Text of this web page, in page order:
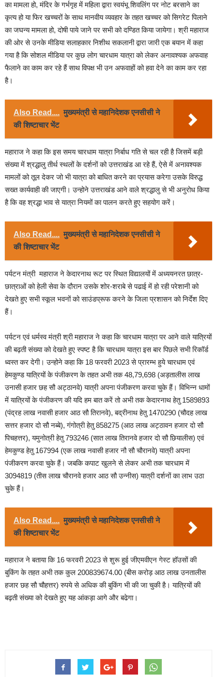
का मामला हो, मंदिर के गर्भगृह में महिला द्वारा स्वयंभू शिवलिंग पर नोट बरसाने का
कृत्य हो या फिर खच्चरों के साथ मानवीय व्यवहार के तहत खच्चर को सिगरेट पिलाने
का जघन्य मामला हो, दोषी पाये जाने पर सभी को दण्डित किया जायेगा। श्री महाराज
की ओर से उनके मीडिया सलाहकार निशीथ सकलानी द्वारा जारी एक बयान में कहा
गया है कि सोशल मीडिया पर कुछ लोग चारधाम यात्रा को लेकर अनावश्यक अफवाह
फैलाने का काम कर रहे हैं साथ विपक्ष भी उन अफवाहों को हवा देने का काम कर रहा
है।
Also Read.... मुख्यमंत्री से महानिदेशक एनसीसी ने
की शिष्टाचार भेंट
महाराज ने कहा कि इस समय चारधाम यात्रा निर्बाध गति से चल रही है जिसमें बड़ी
संख्या में श्रद्धालु तीर्थ स्थलों के दर्शनों को उत्तराखंड आ रहे हैं, ऐसे में अनावश्यक
मामलों को तूल देकर जो भी यात्रा को बाधित करने का प्रयास करेगा उसके विरुद्ध
सख्त कार्यवाही की जाएगी। उन्होने उत्तराखंड आने वाले श्रद्धालु से भी अनुरोध किया
है कि वह श्रद्धा भाव से यात्रा नियमों का पालन करते हुए सहयोग करें।
Also Read.... मुख्यमंत्री से महानिदेशक एनसीसी ने
की शिष्टाचार भेंट
पर्यटन मंत्री महाराज ने केदारनाथ रूट पर स्थित विद्यालयों में अध्ययनरत छात्र-
छात्राओं को हेली सेवा के दौरान उसके शोर-शराबे से पढाई में हो रही परेशानी को
देखते हुए सभी स्कूल भवनों को साउंडप्रूफ करने के जिला प्रशासन को निर्देश दिए
हैं।
पर्यटन एवं धर्मस्व मंत्री श्री महाराज ने कहा कि चारधाम यात्रा पर आने वाले यात्रियों
की बढ़ती संख्या को देखते हुए स्पष्ट है कि चारधाम यात्रा इस बार पिछले सभी रिकॉर्ड
ध्वस्त कर देगी। उन्होने कहा कि 18 फरवरी 2023 से प्रारम्भ हुये चारधाम एवं
हेमकुण्ड यात्रियों के पंजीकरण के तहत अभी तक 48,79,698 (अड़तालीस लाख
उनासी हजार छह सौ अट्ठानवे) यात्री अपना पंजीकरण करवा चुके हैं। विभिन्न धामों
में यात्रियों के पंजीकरण की यदि हम बात करें तो अभी तक केदारनाथ हेतु 1589893
(पंद्रह लाख नवासी हजार आठ सौ तिरानवे), बद्रीनाथ हेतु 1470290 (चौदह लाख
सत्तर हजार दो सौ नब्बे), गंगोत्री हेतु 858275 (आठ लाख अट्ठावन हजार दो सौ
पिचहत्तर), यमुनोत्री हेतु 793246 (सात लाख तिरानवे हजार दो सौ छियालीस) एवं
हेमकुण्ड हेतु 167994 (एक लाख नवासी हजार नौ सौ चौरानवे) यात्री अपना
पंजीकरण करवा चुके हैं। जबकि कपाट खुलने से लेकर अभी तक चारधाम में
3094819 (तीस लाख चौरानवे हजार आठ सौ उन्नीस) यात्री दर्शनों का लाभ उठा
चुके हैं।
Also Read.... मुख्यमंत्री से महानिदेशक एनसीसी ने
की शिष्टाचार भेंट
महाराज ने बताया कि 16 फरवरी 2023 से शुरू हुई जीएमवीएन गेस्ट हॉउसों की
बुकिंग के तहत अभी तक कुल 200839674.00 (बीस करोड़ आठ लाख उनतालीस
हजार छह सौ चौहत्तर) रुपये से अधिक की बुकिंग भी की जा चुकी है। यात्रियों की
बढ़ती संख्या को देखते हुए यह आंकड़ा आगे और बढेगा।